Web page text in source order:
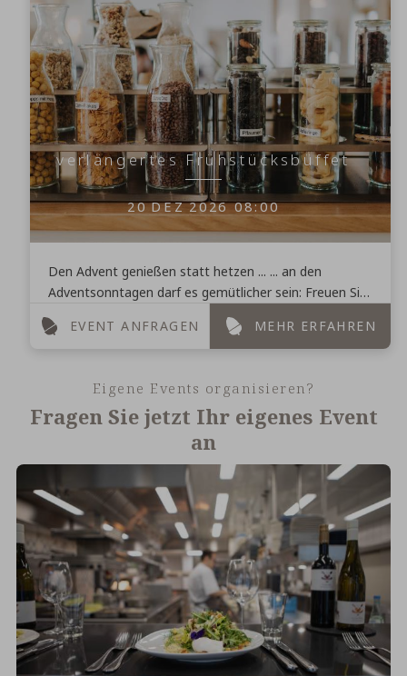
verlängertes Frühstücksbüffet
20 DEZ 202608:00
Den Advent genießen statt hetzen ... ... an den
Adventsonntagen darf es gemütlicher sein: Freuen Sie
EVENT ANFRAGEN MEHR ERFAHREN
Eigene Events organisieren?
Fragen Sie jetzt Ihr eigenes Event
an